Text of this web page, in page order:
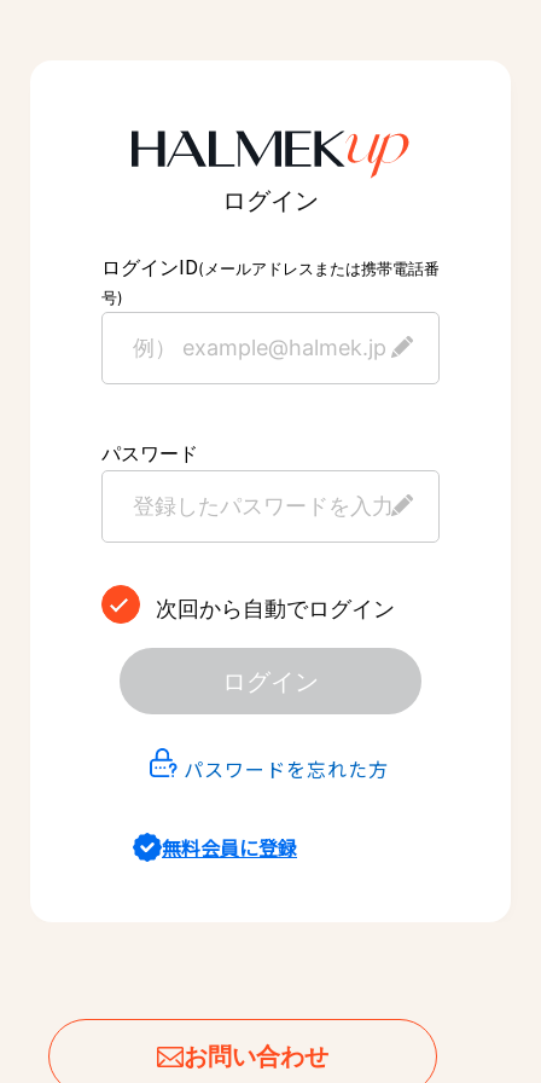
ログイン
ログインID(メールアドレスまたは携帯電話番
号)
パスワード
次回から自動でログイン
ログイン
パスワードを忘れた方
無料会員に登録
お問い合わせ